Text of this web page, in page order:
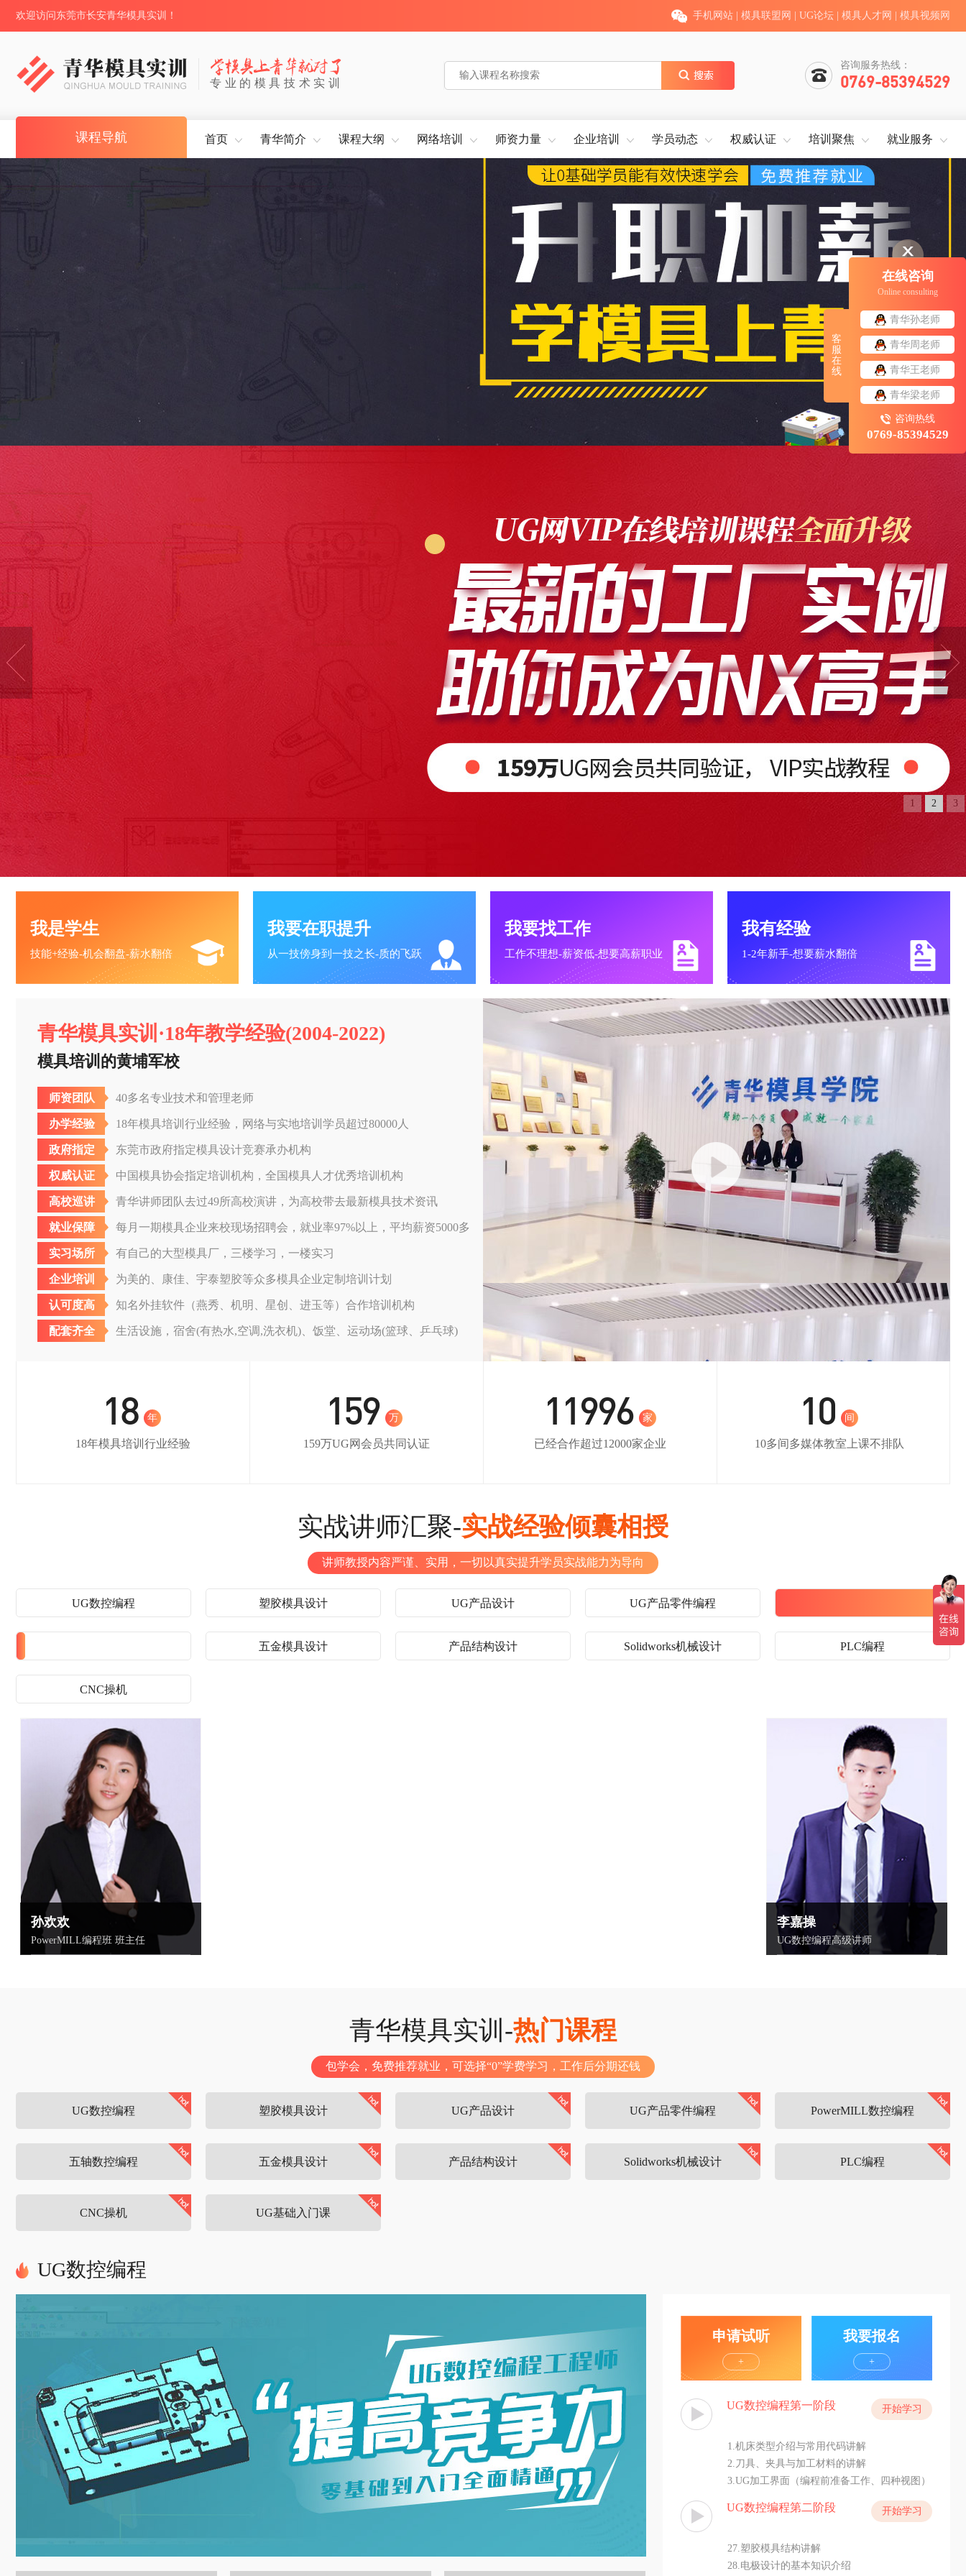
欢迎访问东莞市长安青华模具实训！ 手机网站 模具联盟网 UG论坛 模具人才网 模具视频网
专业的模具技术实训
咨询服务热线：
0769-85394529
课程导航 首页 青华简介 课程大纲 网络培训 师资力量 企业培训 学员动态 权威认证 培训聚焦 就业服务
1 2 3
我是学生
技能+经验-机会翻盘-薪水翻倍
我要在职提升
从一技傍身到一技之长-质的飞跃
我要找工作
工作不理想-薪资低-想要高薪职业
我有经验
1-2年新手-想要薪水翻倍
青华模具实训·18年教学经验(2004-2022)
模具培训的黄埔军校
师资团队 40多名专业技术和管理老师
办学经验 18年模具培训行业经验，网络与实地培训学员超过80000人
政府指定 东莞市政府指定模具设计竞赛承办机构
权威认证 中国模具协会指定培训机构，全国模具人才优秀培训机构
高校巡讲 青华讲师团队去过49所高校演讲，为高校带去最新模具技术资讯
就业保障 每月一期模具企业来校现场招聘会，就业率97%以上，平均薪资5000多
实习场所 有自己的大型模具厂，三楼学习，一楼实习
企业培训 为美的、康佳、宇泰塑胶等众多模具企业定制培训计划
认可度高 知名外挂软件（燕秀、机明、星创、进玉等）合作培训机构
配套齐全 生活设施，宿舍(有热水,空调,洗衣机)、饭堂、运动场(篮球、乒乓球)
18 年
18年模具培训行业经验
159 万
159万UG网会员共同认证
12000 家
已经合作超过12000家企业
10 间
10多间多媒体教室上课不排队
实战讲师汇聚-实战经验倾囊相授
讲师教授内容严谨、实用，一切以真实提升学员实战能力为导向
UG数控编程 塑胶模具设计 UG产品设计 UG产品零件编程
五金模具设计 产品结构设计 Solidworks机械设计 PLC编程
CNC操机
李嘉操
UG数控编程高级讲师
青华模具实训-热门课程
包学会，免费推荐就业，可选择“0”学费学习，工作后分期还钱
UG数控编程 塑胶模具设计 UG产品设计 UG产品零件编程 PowerMILL数控编程
五轴数控编程 五金模具设计 产品结构设计 Solidworks机械设计 PLC编程
CNC操机 UG基础入门课
UG数控编程
申请试听
+
我要报名
+
UG数控编程第一阶段 开始学习
1.机床类型介绍与常用代码讲解
2.刀具、夹具与加工材料的讲解
3.UG加工界面（编程前准备工作、四种视图）
4.UG面铣策略（几何体、工具、刀轴）
UG数控编程第二阶段 开始学习
27.塑胶模具结构讲解
28.电极设计的基本知识介绍
在线咨询
Online consulting
青华孙老师
青华周老师
青华王老师
青华梁老师
咨询热线
0769-85394529
客
服
在
线